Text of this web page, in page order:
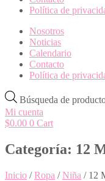
Política de
Nosotros
Noticias
Calendario
Contacto
Política de
Búsqueda de
Mi cuenta
$0.00 0 Cart
Categoría: 12
Inicio /Ropa /Niña / 12